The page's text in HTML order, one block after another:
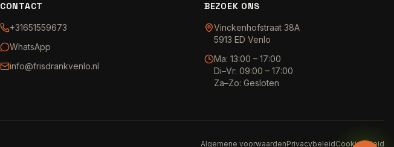
CONTACT
+31651559673
WhatsApp
info@frisdrankvenlo.nl
BEZOEK ONS
Vinckenhofstraat 38A
5913 ED Venlo
Ma: 13:00 – 17:00
Di–Vr: 09:00 – 17:00
Za–Zo: Gesloten
Algemene voorwaardenPrivacybeleidCookiebeleid